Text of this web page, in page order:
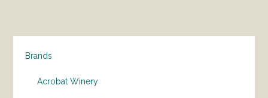
Brands
Acrobat Winery